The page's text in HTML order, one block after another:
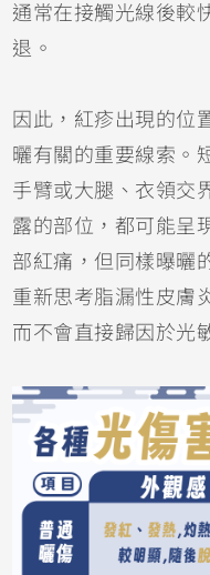
通常在接觸光線後較
退。
因此，紅疹出現的位
曬有關的重要線索。
手臂或大腿、衣領交
露的部位，都可能呈
部紅痛，但同樣曝曬
重新思考脂漏性皮膚
而不會直接歸因於光